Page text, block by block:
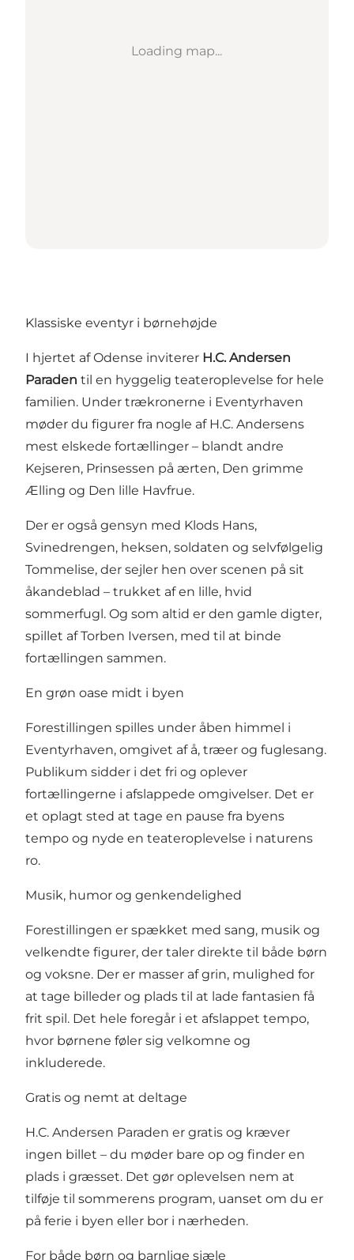
Loading map...
Klassiske eventyr i børnehøjde
I hjertet af Odense inviterer H.C. Andersen
Paraden til en hyggelig teateroplevelse for hele
familien. Under trækronerne i Eventyrhaven
møder du figurer fra nogle af H.C. Andersens
mest elskede fortællinger – blandt andre
Kejseren, Prinsessen på ærten, Den grimme
Ælling og Den lille Havfrue.
Der er også gensyn med Klods Hans,
Svinedrengen, heksen, soldaten og selvfølgelig
Tommelise, der sejler hen over scenen på sit
åkandeblad – trukket af en lille, hvid
sommerfugl. Og som altid er den gamle digter,
spillet af Torben Iversen, med til at binde
fortællingen sammen.
En grøn oase midt i byen
Forestillingen spilles under åben himmel i
Eventyrhaven, omgivet af å, træer og fuglesang.
Publikum sidder i det fri og oplever
fortællingerne i afslappede omgivelser. Det er
et oplagt sted at tage en pause fra byens
tempo og nyde en teateroplevelse i naturens
ro.
Musik, humor og genkendelighed
Forestillingen er spækket med sang, musik og
velkendte figurer, der taler direkte til både børn
og voksne. Der er masser af grin, mulighed for
at tage billeder og plads til at lade fantasien få
frit spil. Det hele foregår i et afslappet tempo,
hvor børnene føler sig velkomne og
inkluderede.
Gratis og nemt at deltage
H.C. Andersen Paraden er gratis og kræver
ingen billet – du møder bare op og finder en
plads i græsset. Det gør oplevelsen nem at
tilføje til sommerens program, uanset om du er
på ferie i byen eller bor i nærheden.
For både børn og barnlige sjæle